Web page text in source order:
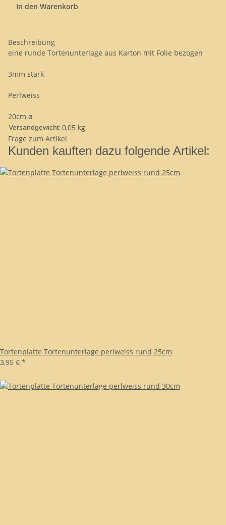
In den Warenkorb
Beschreibung
eine runde Tortenunterlage aus Karton mit Folie bezogen
3mm stark
Perlweiss
20cm ø
Versandgewicht:0,05 kg
Frage zum Artikel
Kunden kauften dazu folgende Artikel:
Tortenplatte Tortenunterlage perlweiss rund 25cm
3,95 € *